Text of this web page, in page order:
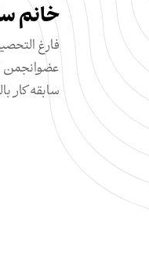
خانم
فارغ
عضو‌انجمن
سابقه کار